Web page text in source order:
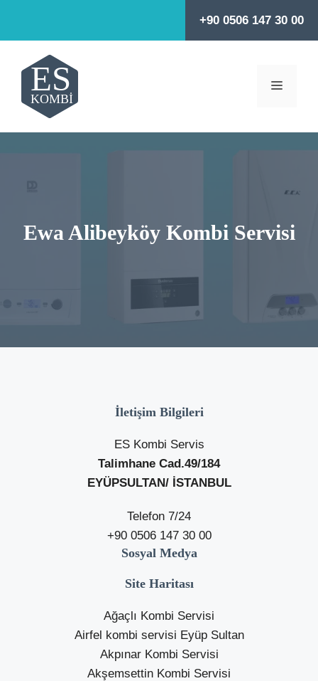
+90 0506 147 30 00
MENÜ
Ewa Alibeyköy Kombi Servisi
İletişim Bilgileri
ES Kombi Servis
Talimhane Cad.49/184
EYÜPSULTAN/ İSTANBUL
Telefon 7/24
+90 0506 147 30 00
Sosyal Medya
Site Haritası
Ağaçlı Kombi Servisi
Airfel kombi servisi Eyüp Sultan
Akpınar Kombi Servisi
Akşemsettin Kombi Servisi